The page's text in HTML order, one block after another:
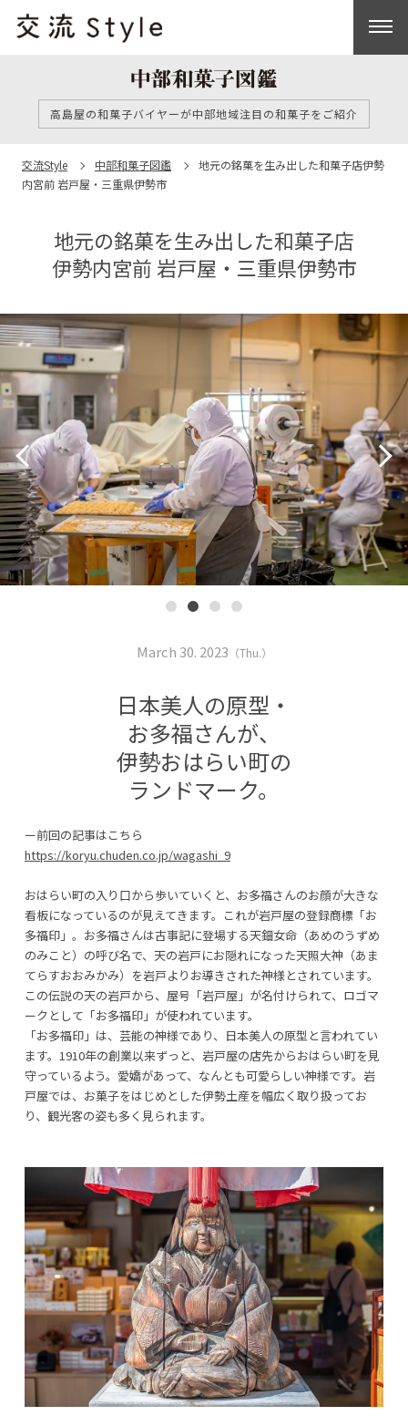
高島屋の和菓子バイヤーが中部地域注目の和菓子をご紹介
交流Style 中部和菓子図鑑 地元の銘菓を生み出した和菓子店伊勢
内宮前 岩戸屋・三重県伊勢市
地元の銘菓を生み出した和菓子店
伊勢内宮前 岩戸屋・三重県伊勢市
March 30. 2023 （Thu.）
日本美人の原型・
お多福さんが、
伊勢おはらい町の
ランドマーク。
ー前回の記事はこちら
https://koryu.chuden.co.jp/wagashi_9
おはらい町の入り口から歩いていくと、お多福さんのお顔が大きな
看板になっているのが見えてきます。これが岩戸屋の登録商標「お
多福印」。お多福さんは古事記に登場する天鈿女命（あめのうずめ
のみこと）の呼び名で、天の岩戸にお隠れになった天照大神（あま
てらすおおみかみ）を岩戸よりお導きされた神様とされています。
この伝説の天の岩戸から、屋号「岩戸屋」が名付けられて、ロゴマ
ークとして「お多福印」が使われています。
「お多福印」は、芸能の神様であり、日本美人の原型と言われてい
ます。1910年の創業以来ずっと、岩戸屋の店先からおはらい町を見
守っているよう。愛嬌があって、なんとも可愛らしい神様です。岩
戸屋では、お菓子をはじめとした伊勢土産を幅広く取り扱ってお
り、観光客の姿も多く見られます。